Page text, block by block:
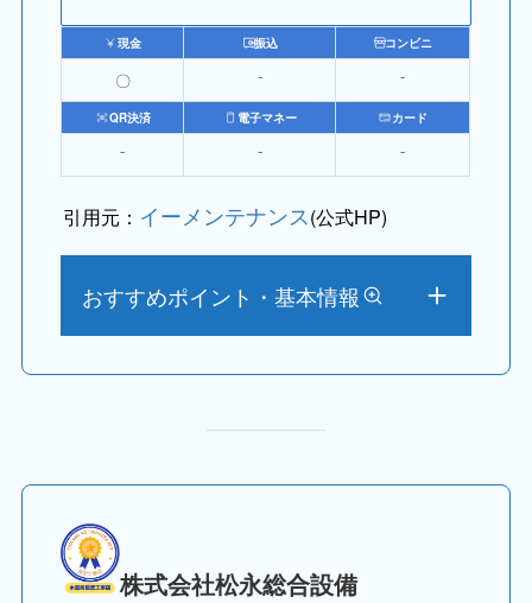
現金 振込 コンビニ
〇 ⁻ ⁻
QR決済 電子マネー カード
⁻ ⁻ ⁻
引用元： イーメンテナンス(公式HP)
おすすめポイント・基本情報
株式会社松永総合設備